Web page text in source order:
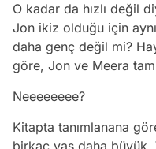
O kadar da hızlı değil
Jon ikiz olduğu için
daha genç değil mi?
göre, Jon ve Meera
Neeeeeeee?
Kitapta tanımlanana